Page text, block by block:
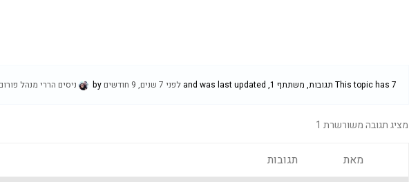
This topic has 7 תגובות, משתתף 1, and was last updated לפני 7 שנים, 9 חודשים ניסים הררי מנהל
מציג תגובה משורשרת 1
מאת תגובות